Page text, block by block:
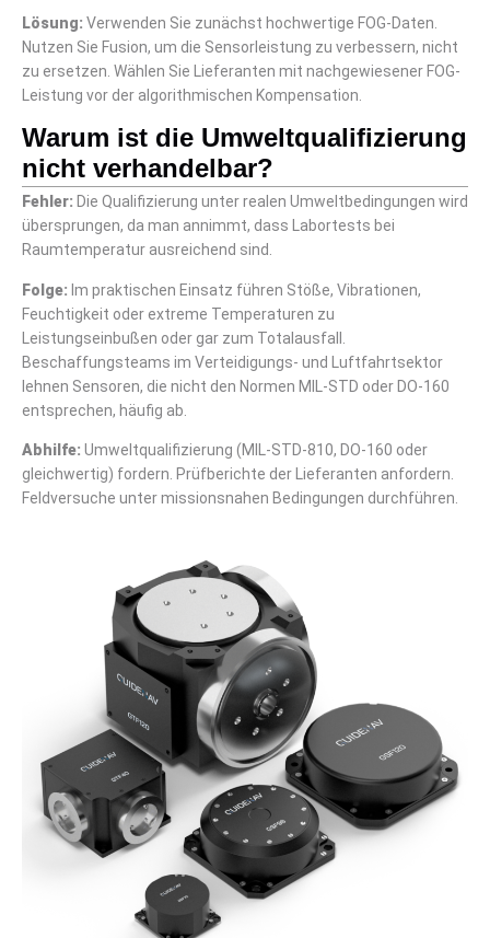
Lösung: Verwenden Sie zunächst hochwertige FOG-Daten.
Nutzen Sie Fusion, um die Sensorleistung zu verbessern, nicht
zu ersetzen. Wählen Sie Lieferanten mit nachgewiesener FOG-
Leistung vor der algorithmischen Kompensation.
Warum ist die Umweltqualifizierung
nicht verhandelbar?
Fehler: Die Qualifizierung unter realen Umweltbedingungen wird
übersprungen, da man annimmt, dass Labortests bei
Raumtemperatur ausreichend sind.
Folge: Im praktischen Einsatz führen Stöße, Vibrationen,
Feuchtigkeit oder extreme Temperaturen zu
Leistungseinbußen oder gar zum Totalausfall.
Beschaffungsteams im Verteidigungs- und Luftfahrtsektor
lehnen Sensoren, die nicht den Normen MIL-STD oder DO-160
entsprechen, häufig ab.
Abhilfe: Umweltqualifizierung (MIL-STD-810, DO-160 oder
gleichwertig) fordern. Prüfberichte der Lieferanten anfordern.
Feldversuche unter missionsnahen Bedingungen durchführen.